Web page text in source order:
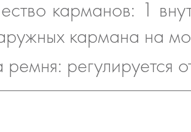
карманов: 1
кармана на
регулируется